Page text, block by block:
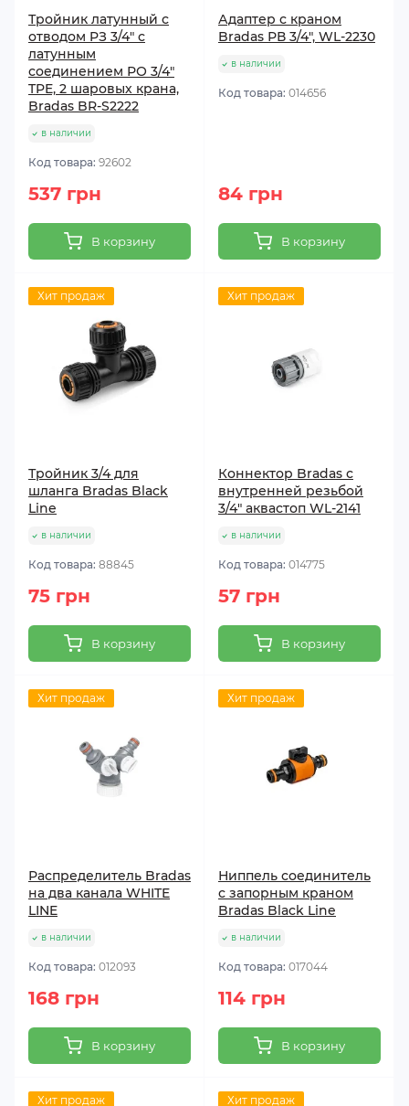
Тройник латунный с
отводом PЗ 3/4" с
латунным
соединением РО 3/4"
TPE, 2 шаровых крана,
Bradas BR-S2222
в наличии
Код товара: 92602
537 грн
В корзину
Адаптер с краном
Bradas РВ 3/4", WL-2230
в наличии
Код товара: 014656
84 грн
В корзину
Хит продаж
Тройник 3/4 для
шланга Bradas Black
Line
в наличии
Код товара: 88845
75 грн
В корзину
Хит продаж
Коннектор Bradas с
внутренней резьбой
3/4" аквастоп WL-2141
в наличии
Код товара: 014775
57 грн
В корзину
Хит продаж
Распределитель Bradas
на два канала WHITE
LINE
в наличии
Код товара: 012093
168 грн
В корзину
Хит продаж
Ниппель соединитель
с запорным краном
Bradas Black Line
в наличии
Код товара: 017044
114 грн
В корзину
Хит продаж Хит продаж